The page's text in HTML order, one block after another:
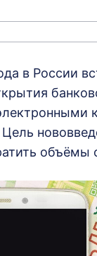
в России
объёмы